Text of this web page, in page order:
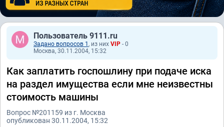
Пользователь 9111.ru
Задано вопросов 1 , из них VIP - 0
Москва, 30.11.2004, 15:32
Как заплатить госпошлину при подаче иска
на раздел имущества если мне неизвестны
стоимость машины
Вопрос №201159 из г. Москва
опубликован 30.11.2004, 15:32